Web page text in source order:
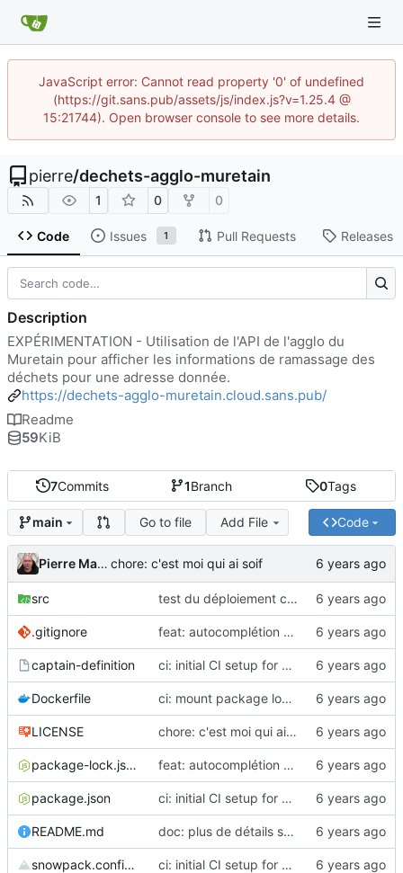
JavaScript error: Cannot read property '0' of undefined
(https://git.sans.pub/assets/js/index.js?v=1.25.4 @
15:21744). Open browser console to see more details.
pierre/dechets-agglo-muretain
1 0 0
Code Issues 1 Pull Requests Releases
7Commits 1Branch 0Tags
main Go to file Add File Code
Pierre Martin chore: c'est moi qui ai soif
src test du déploiement continu
.gitignore feat: autocomplétion des adresses et gabarit pour requetage
captain-definition ci: initial CI setup for deployment
Dockerfile ci: mount package lock for installs
LICENSE chore: c'est moi qui ai soif
package-lock.json feat: autocomplétion des adresses et gabarit pour requetage
package.json ci: initial CI setup for deployment
README.md doc: plus de détails sur le besoin
snowpack.config.js ci: initial CI setup for deployment
Description
EXPÉRIMENTATION - Utilisation de l'API de l'agglo du
Muretain pour afficher les informations de ramassage des
déchets pour une adresse donnée.
https://dechets-agglo-muretain.cloud.sans.pub/
Readme
59KiB